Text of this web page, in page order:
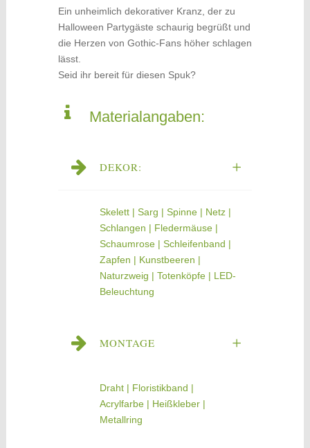
Ein unheimlich dekorativer Kranz, der zu
Halloween Partygäste schaurig begrüßt und
die Herzen von Gothic-Fans höher schlagen
lässt.
Seid ihr bereit für diesen Spuk?
Materialangaben:
DEKOR:
Skelett | Sarg | Spinne | Netz |
Schlangen | Fledermäuse |
Schaumrose | Schleifenband |
Zapfen | Kunstbeeren |
Naturzweig | Totenköpfe | LED-
Beleuchtung
MONTAGE
Draht | Floristikband |
Acrylfarbe | Heißkleber |
Metallring